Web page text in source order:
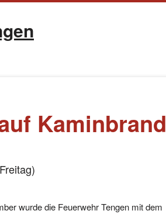
überspringen
Kaminbrand
wurde die Feuerwehr Tengen mit dem